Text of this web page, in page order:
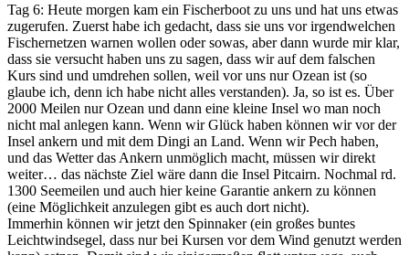
Tag 6: Heute morgen kam ein Fischerboot zu uns und hat uns etwas
zugerufen. Zuerst habe ich gedacht, dass sie uns vor irgendwelchen
Fischernetzen warnen wollen oder sowas, aber dann wurde mir klar,
dass sie versucht haben uns zu sagen, dass wir auf dem falschen
Kurs sind und umdrehen sollen, weil vor uns nur Ozean ist (so
glaube ich, denn ich habe nicht alles verstanden). Ja, so ist es. Über
2000 Meilen nur Ozean und dann eine kleine Insel wo man noch
nicht mal anlegen kann. Wenn wir Glück haben können wir vor der
Insel ankern und mit dem Dingi an Land. Wenn wir Pech haben,
und das Wetter das Ankern unmöglich macht, müssen wir direkt
weiter… das nächste Ziel wäre dann die Insel Pitcairn. Nochmal rd.
1300 Seemeilen und auch hier keine Garantie ankern zu können
(eine Möglichkeit anzulegen gibt es auch dort nicht).
Immerhin können wir jetzt den Spinnaker (ein großes buntes
Leichtwindsegel, dass nur bei Kursen vor dem Wind genutzt werden